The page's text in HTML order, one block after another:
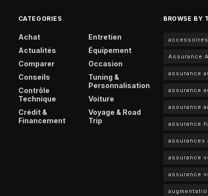
CATEGORIES
Achat
Actualités
Comparer
Conseils
Contrôle
Technique
Crédit &
Financement
Entretien
Équipement
Occasion
Tuning &
Personnalisation
Voiture
Voyage & Road
Trip
BROWSE BY
Assurance
assurance
assurance
assurance
assurance
assurances
assurance
assurance